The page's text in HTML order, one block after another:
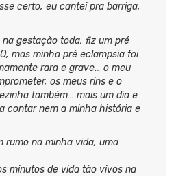
certo, eu cantei pra barriga,
na gestação toda, fiz um pré
mas minha pré eclampsia foi
rara e grave… o meu
os meus rins e o
também… mais um dia e
contar nem a minha história e
rumo na minha vida, uma
minutos de vida tão vivos na